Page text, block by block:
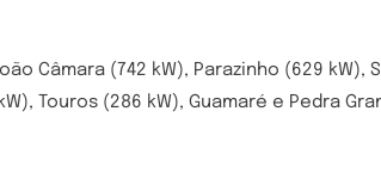
Câmara (742 kW), Parazinho (629 kW),
Touros (286 kW), Guamaré e Pedra